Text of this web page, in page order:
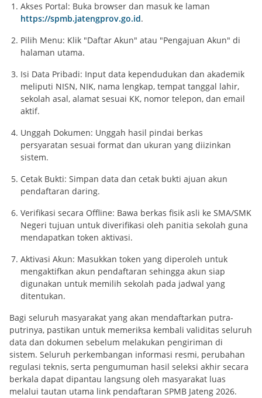
Akses Portal: Buka browser dan masuk ke laman
https://spmb.jatengprov.go.id.
Pilih Menu: Klik "Daftar Akun" atau "Pengajuan Akun" di
halaman utama.
Isi Data Pribadi: Input data kependudukan dan akademik
meliputi NISN, NIK, nama lengkap, tempat tanggal lahir,
sekolah asal, alamat sesuai KK, nomor telepon, dan email
aktif.
Unggah Dokumen: Unggah hasil pindai berkas
persyaratan sesuai format dan ukuran yang diizinkan
sistem.
Cetak Bukti: Simpan data dan cetak bukti ajuan akun
pendaftaran daring.
Verifikasi secara Offline: Bawa berkas fisik asli ke SMA/SMK
Negeri tujuan untuk diverifikasi oleh panitia sekolah guna
mendapatkan token aktivasi.
Aktivasi Akun: Masukkan token yang diperoleh untuk
mengaktifkan akun pendaftaran sehingga akun siap
digunakan untuk memilih sekolah pada jadwal yang
ditentukan.
Bagi seluruh masyarakat yang akan mendaftarkan putra-
putrinya, pastikan untuk memeriksa kembali validitas seluruh
data dan dokumen sebelum melakukan pengiriman di
sistem. Seluruh perkembangan informasi resmi, perubahan
regulasi teknis, serta pengumuman hasil seleksi akhir secara
berkala dapat dipantau langsung oleh masyarakat luas
melalui tautan utama link pendaftaran SPMB Jateng 2026.